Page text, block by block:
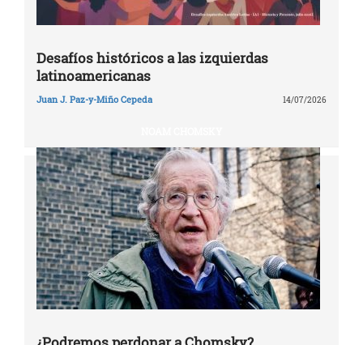
Desafíos históricos a las izquierdas
latinoamericanas
Juan J. Paz-y-Miño Cepeda 14/07/2026